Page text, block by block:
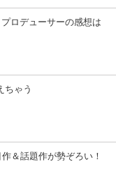
ロデューサーの感想は
ちゃう
＆話題作が勢ぞろい！